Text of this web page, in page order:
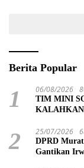
Berita Popular
1 06/08/2026
TIM MINI
KALAHKAN
2 25/07/2026
DPRD
Gantikan